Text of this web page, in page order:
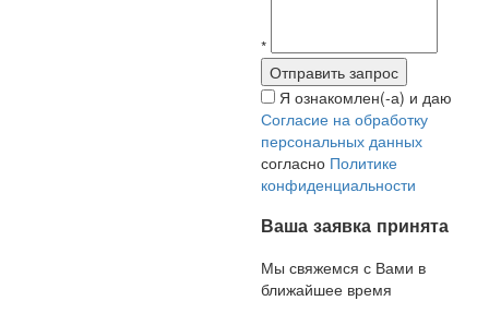
*
Я ознакомлен(-а) и даю
Согласие на обработку
персональных данных
согласно Политике
конфиденциальности
Ваша заявка принята
Мы свяжемся с Вами в
ближайшее время